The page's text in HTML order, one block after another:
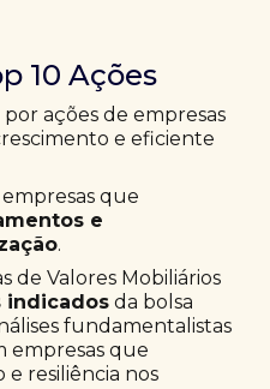
10 Ações
ações de empresas
e eficiente
que
e
.
de Valores Mobiliários
indicados da bolsa
fundamentalistas
empresas que
resiliência nos